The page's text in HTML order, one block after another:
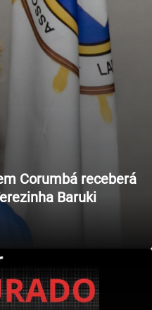
Corumbá receberá
Baruki